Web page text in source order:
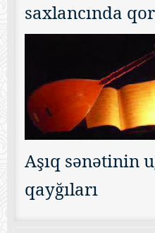
saxlancında
Aşıq sənətinin
qayğıları